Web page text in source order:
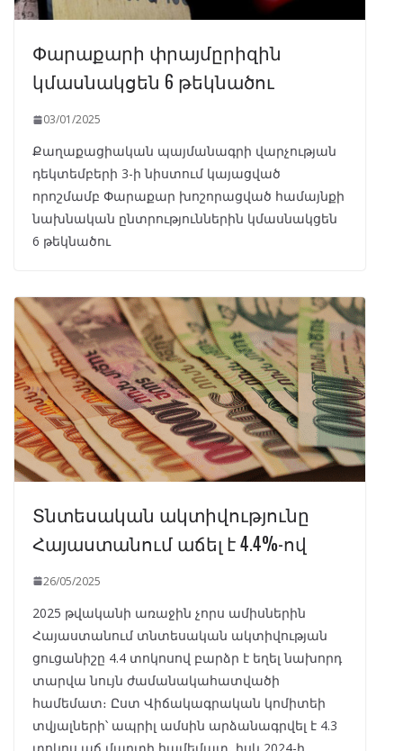
Փարաքարի փրայմըրիզին
կմասնակցեն 6 թեկնածու
03/01/2025
Քաղաքացիական պայմանագրի վարչության
դեկտեմբերի 3-ի նիստում կայացված
որոշմամբ Փարաքար խոշորացված համայնքի
նախնական ընտրություններին կմասնակցեն
6 թեկնածու
Տնտեսական ակտիվությունը
Հայաստանում աճել է 4.4%-ով
26/05/2025
2025 թվականի առաջին չորս ամիսներին
Հայաստանում տնտեսական ակտիվության
ցուցանիշը 4.4 տոկոսով բարձր է եղել նախորդ
տարվա նույն ժամանակահատվածի
համեմատ։ Ըստ Վիճակագրական կոմիտեի
տվյալների՝ ապրիլ ամսին արձանագրվել է 4.3